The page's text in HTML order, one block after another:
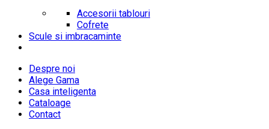
Accesorii tablouri
Cofrete
Scule si imbracaminte
Despre noi
Alege Gama
Casa inteligenta
Cataloage
Contact